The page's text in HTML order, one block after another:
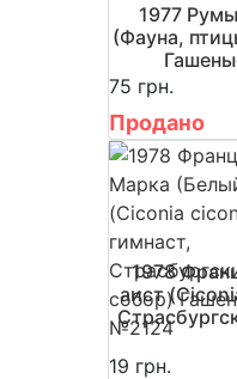
1977
(Фауна,
75 грн.
Продано
1978
аист
19 грн.